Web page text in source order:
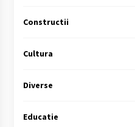
Constructii
Cultura
Diverse
Educatie